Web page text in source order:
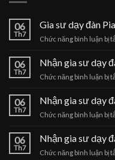
06
Th7
Gia sư dạy đàn
Chức năng bình luận bị
06
Th7
Nhận gia sư dạy
Chức năng bình luận bị
06
Th7
Nhận gia sư dạy
Chức năng bình luận bị
06
Th7
Nhận gia sư dạy
Chức năng bình luận bị